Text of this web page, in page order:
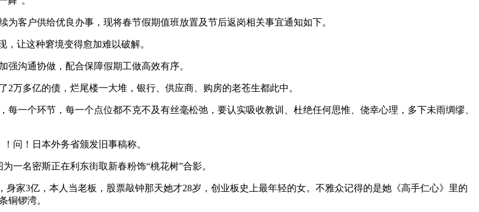
客户供给优良办事，现将春节假期值班放置及节后返岗相关事宜通知如下。
让这种窘境变得愈加难以破解。
沟通协做，配合保障假期工做高效有序。
多亿的债，烂尾楼一大堆，银行、供应商、购房的老苍生都此中。
个环节，每一个点位都不克不及有丝毫松弛，要认实吸收教训、杜绝任何思惟、侥幸心理，多下未雨绸缪、
问！日本外务省颁发旧事稿称。
名密斯正在利东街取新春粉饰“桃花树”合影。
家3亿，本人当老板，股票敲钟那天她才28岁，创业板史上最年轻的女。不雅众记得的是她《高手仁心》里的
铜锣湾。